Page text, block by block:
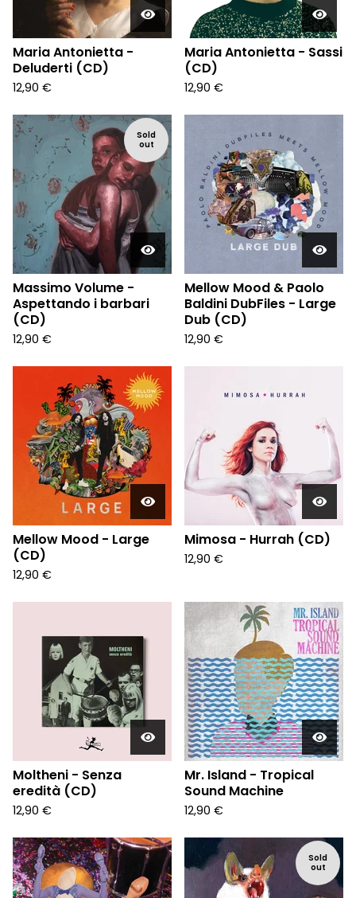
Maria Antonietta -
Deluderti (CD)
12,90 €
Maria Antonietta - Sassi
(CD)
12,90 €
Sold
out
Massimo Volume -
Aspettando i barbari
(CD)
12,90 €
Mellow Mood & Paolo
Baldini DubFiles - Large
Dub (CD)
12,90 €
Mellow Mood - Large
(CD)
12,90 €
Mimosa - Hurrah (CD)
12,90 €
Moltheni - Senza
eredità (CD)
12,90 €
Mr. Island - Tropical
Sound Machine
12,90 €
Sold
out